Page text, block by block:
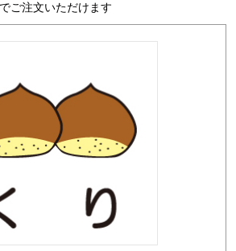
でご注文いただけます